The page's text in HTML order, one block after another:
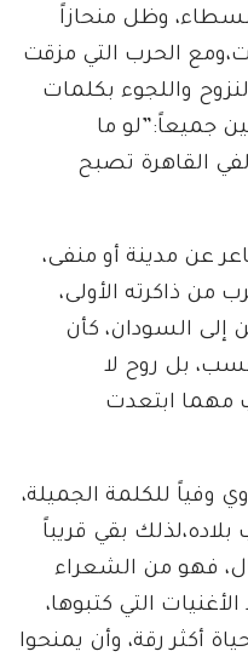
وظل منحازاً
الحرب التي مزقت
واللجوء بكلمات
جميعاً:”لو ما
القاهرة تصبح
عن مدينة أو منفى،
من ذاكرته الأولى،
السودان، كأن
بل روح لا
مهما ابتعدت
وفياً للكلمة الجميلة،
بقي قريباً
فهو من الشعراء
التي كتبوها،
أكثر رقة، وأن يمنحوا